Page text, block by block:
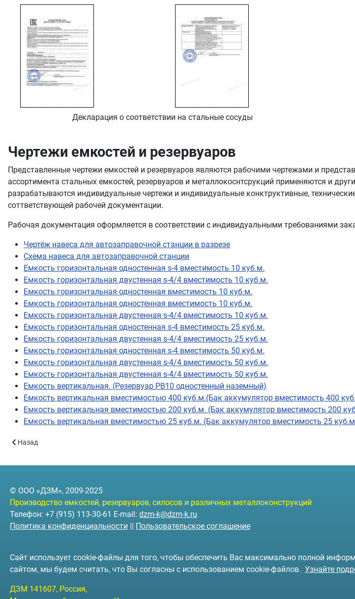
Декларация о соответствии на стальные сосуды
Чертежи емкостей и резервуаров
Представленные чертежи емкостей и резервуаров являются рабочими чертежами и
ассортимента стальных емкостей, резервуаров и металлокоснтсрукций применяются и
разрабатываются индивидуальные чертежи и индивидуальные конктруктивные,
соттветствующей рабочей документации.
Рабочая документация оформляется в соответствии с индивидуальными требованиями
Чертёж навеса для автозаправочной станции в разрезе
Схема навеса для автозаправочной станции
Емкость горизонтальная одностенная s-4 вместимость 10 куб.м.
Емкость горизонтальная двустенная s-4/4 вместимость 10 куб.м.
Емкость горизонтальная одностенная вместимость 10 куб.м.
Емкость горизонтальная одностенная вместимость 10 куб.м.
Емкость горизонтальная двустенная s-4/4 вместимость 10 куб.м.
Емкость горизонтальная одностенная s-4 вместимость 25 куб.м.
Емкость горизонтальная двустенная s-4/4 вместимость 25 куб.м.
Емкость горизонтальная одностенная s-4 вместимость 50 куб.м.
Емкость горизонтальная двустенная s-4/4 вместимость 50 куб.м.
Емкость горизонтальная двустенная s-4/4 вместимость 50 куб.м.
Емкость вертикальная. (Резервуар РВ10 одностенный наземный)
Емкость вертикальная вместимостью 400 куб.м.(Бак аккумулятор вместимость 400
Емкость вертикальная вместимостью 200 куб.м. (Бак аккумулятор вместимость 200
Емкость вертикальная вместимостью 25 куб.м. (Бак аккумулятор вместимость 25
Предыдущий: Каталог
Назад
© ООО «ДЗМ», 2009-2025
Производство емкостей, резервуаров, силосов и различных металлоконструкций
Телефон: +7 (915) 113-30-61 E-mail: dzm-k@dzm-k.ru
Политика конфиденциальности || Пользовательское соглашение
Сайт использует cookie-файлы для того, чтобы обеспечить Вас максимально полной
сайтом, мы будем считать, что Вы согласны с использованием cookie-файлов. Узнайте
ДЗМ 141607, Россия,